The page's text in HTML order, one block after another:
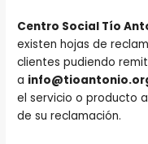
Centro Social Tío
existen hojas de
clientes pudiendo
a
el servicio o producto
de su reclamación.